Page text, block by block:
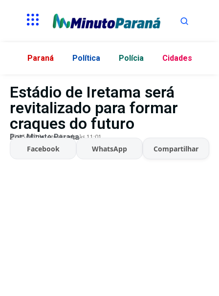
Paraná Política Polícia Cidades
Estádio de Iretama será
revitalizado para formar
craques do futuro
Por:Minuto Parana
23/05/2026 Atualizado às 11:01
Facebook WhatsApp Compartilhar